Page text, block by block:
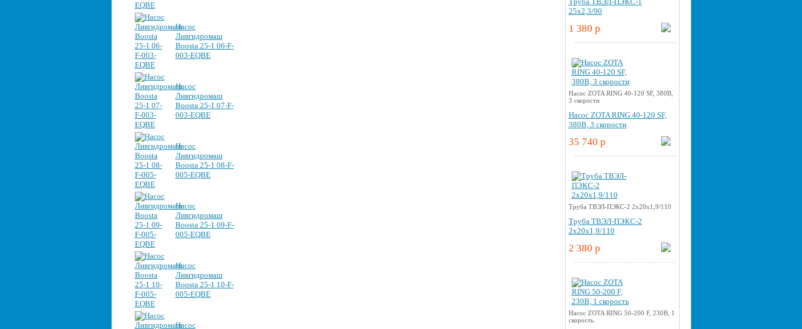
Насос
Ливгидромаш
Boosta 25-1 06-F-
003-EQBE
Насос
Ливгидромаш
Boosta 25-1 07-F-
003-EQBE
Насос
Ливгидромаш
Boosta 25-1 08-F-
005-EQBE
Насос
Ливгидромаш
Boosta 25-1 09-F-
005-EQBE
Насос
Ливгидромаш
Boosta 25-1 10-F-
005-EQBE
Насос
25x2,3/90
1 380 p
Насос ZOTA RING 40-120 SF, 380В,
3 скорости
Насос ZOTA RING 40-120 SF,
380В, 3 скорости
35 740 p
Труба ТВЭЛ-ПЭКС-2 2x20x1,9/110
Труба ТВЭЛ-ПЭКС-2
2x20x1,9/110
2 380 p
Насос ZOTA RING 50-200 F, 230В, 1
скорость